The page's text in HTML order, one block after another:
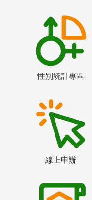
性別統計專區
線上申辦